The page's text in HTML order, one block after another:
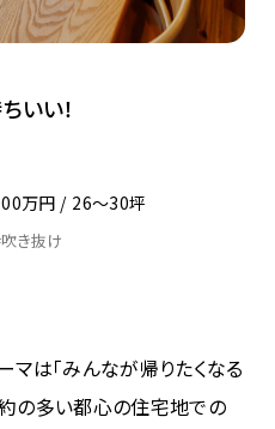
いい！
万円 26〜30坪
き抜け
マは「みんなが帰りたくなる
の多い都心の住宅地での